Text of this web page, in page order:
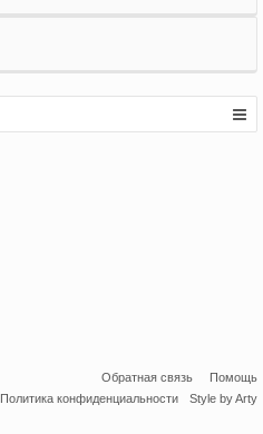
Обратная связь
Помощь
Политика конфиденциальности
Style by Arty